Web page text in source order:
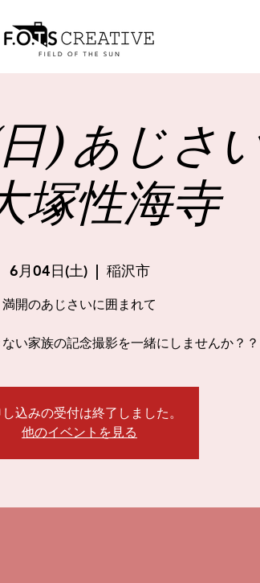
) あじさ
塚性海寺
6月04日(土)
  |
稲沢市
満開のあじさいに囲まれて
込みの受付は終了しました。
他のイベントを見る